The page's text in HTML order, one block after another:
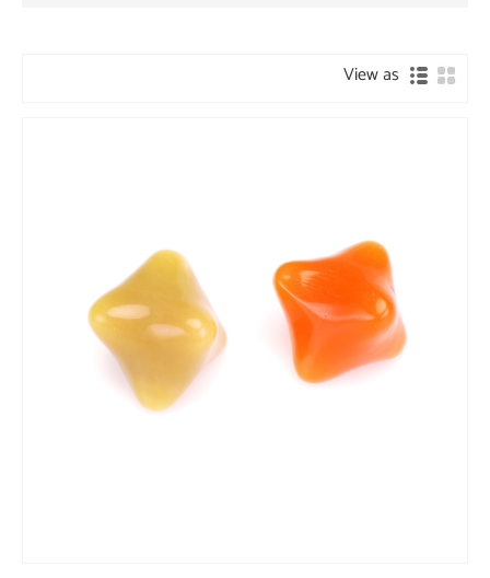
View as